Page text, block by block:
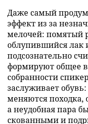
Даже самый
эффект из за
мелочей: помятый
облупившийся лак
подсознательно
формируют общее
собранности
заслуживает
меняются походка,
а неудобная пара
скованными и